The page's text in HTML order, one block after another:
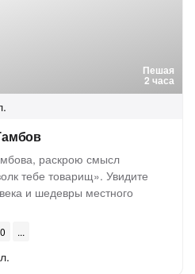
Пешая
2 часа
раскрою смысл
тебе товарищ». Увидите
и шедевры местного